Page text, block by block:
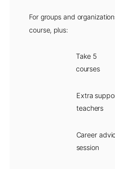
For groups and
course, plus:
Take 5
courses
Extra
teachers
Career
session